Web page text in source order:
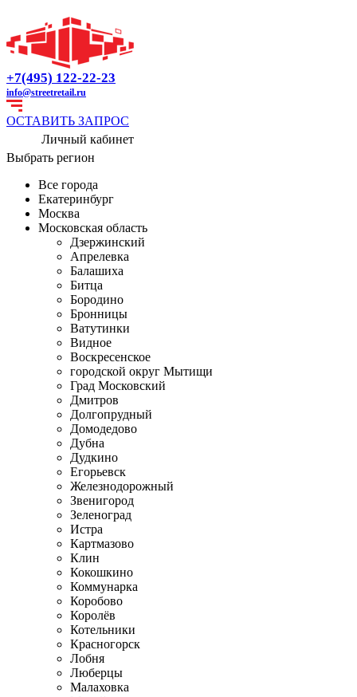
+7(495) 122-22-23
info@streetretail.ru
ОСТАВИТЬ ЗАПРОС
Личный кабинет
Выбрать регион
Все города
Екатеринбург
Москва
Московская область
Дзержинский
Апрелевка
Балашиха
Битца
Бородино
Бронницы
Ватутинки
Видное
Воскресенское
городской округ Мытищи
Град Московский
Дмитров
Долгопрудный
Домодедово
Дубна
Дудкино
Егорьевск
Железнодорожный
Звенигород
Зеленоград
Истра
Картмазово
Клин
Кокошкино
Коммунарка
Коробово
Королёв
Котельники
Красногорск
Лобня
Люберцы
Малаховка